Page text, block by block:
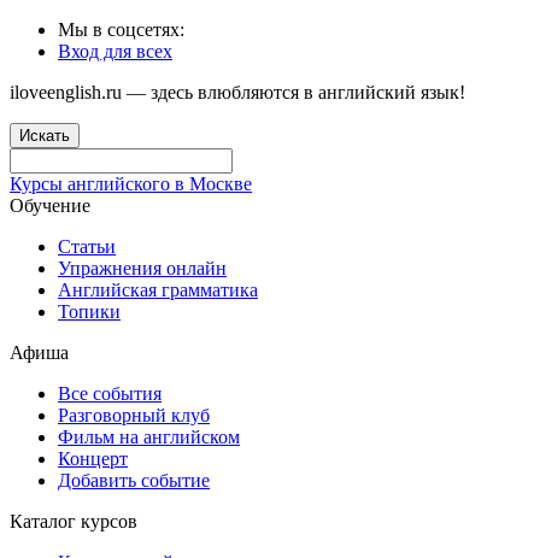
Мы в соцсетях:
Вход для всех
iloveenglish.ru — здесь влюбляются в английский язык!
Искать
Курсы английского в Москве
Обучение
Статьи
Упражнения онлайн
Английская грамматика
Топики
Афиша
Все события
Разговорный клуб
Фильм на английском
Концерт
Добавить событие
Каталог курсов